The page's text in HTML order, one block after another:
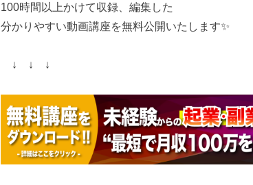
100時間以上かけて収録、編集した
分かりやすい動画講座を無料公開いたします✨
↓ ↓ ↓